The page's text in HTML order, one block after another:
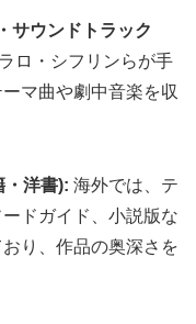
サウンドトラック
ロ・シフリンらが手
マ曲や劇中音楽を収
洋書): 海外では、テ
ドガイド、小説版な
り、作品の奥深さを